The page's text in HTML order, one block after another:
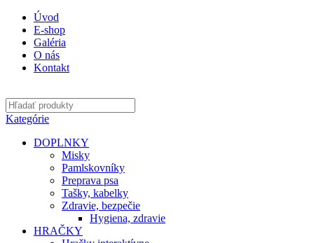
Úvod
E-shop
Galéria
O nás
Kontakt
Kategórie
DOPLNKY
Misky
Pamlskovníky
Preprava psa
Tašky, kabelky
Zdravie, bezpečie
Hygiena, zdravie
HRAČKY